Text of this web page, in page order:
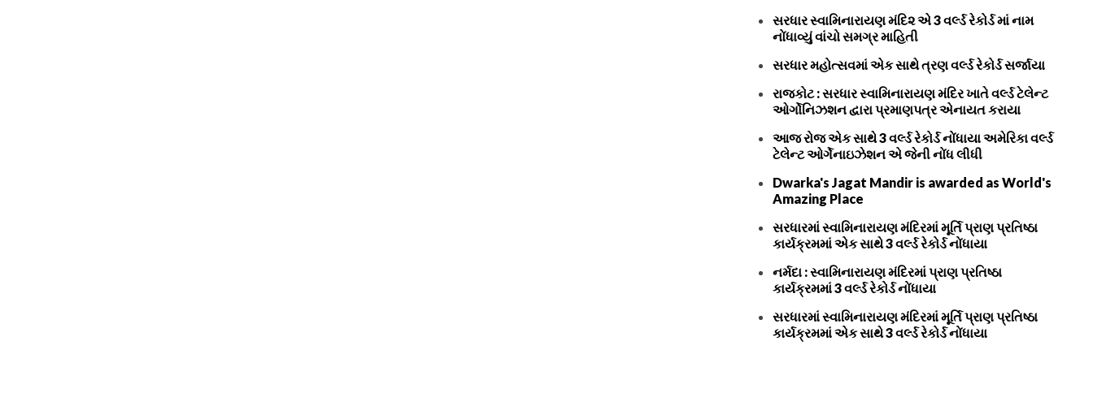
સરધાર સ્વામિનારાયણ મંદિ૨ એ 3 વર્લ્ડ રેકોર્ડ માં નામ
નોંધાવ્યું વાંચો સમગ્ર માહિતી
સરધાર મહોત્સવમાં એક સાથે ત્રણ વર્લ્ડ રેકોર્ડ સર્જાયા
રાજકોટ : સરધાર સ્વામિનારાયણ મંદિર ખાતે વર્લ્ડ ટેલેન્ટ
ઓર્ગોનિઝશન દ્વારા પ્રમાણપત્ર એનાયત કરાયા
આજ રોજ એક સાથે 3 વર્લ્ડ રેકોર્ડ નોંધાયા અમેરિકા વર્લ્ડ
ટેલેન્ટ ઓર્ગેનાઇઝેશન એ જેની નોંધ લીધી
Dwarka's Jagat Mandir is awarded as World's
Amazing Place
સરધારમાં સ્વામિનારાયણ મંદિરમાં મૂર્તિ પ્રાણ પ્રતિષ્ઠા
કાર્યક્રમમાં એક સાથે 3 વર્લ્ડ રેકોર્ડ નોંધાયા
નર્મદા : સ્વામિનારાયણ મંદિરમાં પ્રાણ પ્રતિષ્ઠા
કાર્યક્રમમાં 3 વર્લ્ડ રેકોર્ડ નોંધાયા
સરધારમાં સ્વામિનારાયણ મંદિરમાં મૂર્તિ પ્રાણ પ્રતિષ્ઠા
કાર્યક્રમમાં એક સાથે 3 વર્લ્ડ રેકોર્ડ નોંધાયા